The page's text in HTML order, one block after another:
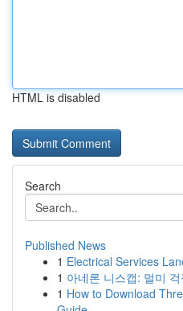
HTML is disabled
Search
Published News
1 Electrical Services
1 아네론 니스캡: 멀미
1 How to Download